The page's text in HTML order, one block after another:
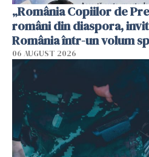
„România Copiilor de
români din diaspora,
România într-un volum
06 AUGUST 2026